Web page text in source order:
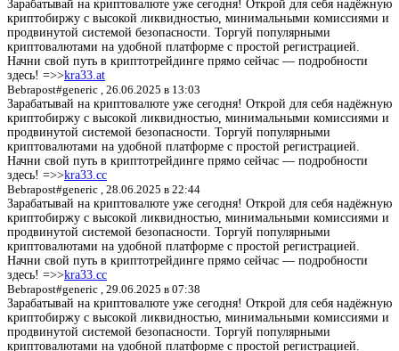
Зарабатывай на криптовалюте уже сегодня! Открой для себя надёжную
криптобиржу с высокой ликвидностью, минимальными комиссиями и
продвинутой системой безопасности. Торгуй популярными
криптовалютами на удобной платформе с простой регистрацией.
Начни свой путь в криптотрейдинге прямо сейчас — подробности
здесь! =>>kra33.at
Bebrapost#generic , 26.06.2025 в 13:03
Зарабатывай на криптовалюте уже сегодня! Открой для себя надёжную
криптобиржу с высокой ликвидностью, минимальными комиссиями и
продвинутой системой безопасности. Торгуй популярными
криптовалютами на удобной платформе с простой регистрацией.
Начни свой путь в криптотрейдинге прямо сейчас — подробности
здесь! =>>kra33.cc
Bebrapost#generic , 28.06.2025 в 22:44
Зарабатывай на криптовалюте уже сегодня! Открой для себя надёжную
криптобиржу с высокой ликвидностью, минимальными комиссиями и
продвинутой системой безопасности. Торгуй популярными
криптовалютами на удобной платформе с простой регистрацией.
Начни свой путь в криптотрейдинге прямо сейчас — подробности
здесь! =>>kra33.cc
Bebrapost#generic , 29.06.2025 в 07:38
Зарабатывай на криптовалюте уже сегодня! Открой для себя надёжную
криптобиржу с высокой ликвидностью, минимальными комиссиями и
продвинутой системой безопасности. Торгуй популярными
криптовалютами на удобной платформе с простой регистрацией.